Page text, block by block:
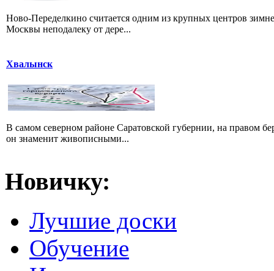
Ново-Переделкино считается одним из крупных центров
Москвы неподалеку от дере...
Хвалынск
В самом северном районе Саратовской губернии, на правом
он знаменит живописными...
Новичку:
Лучшие доски
Обучение